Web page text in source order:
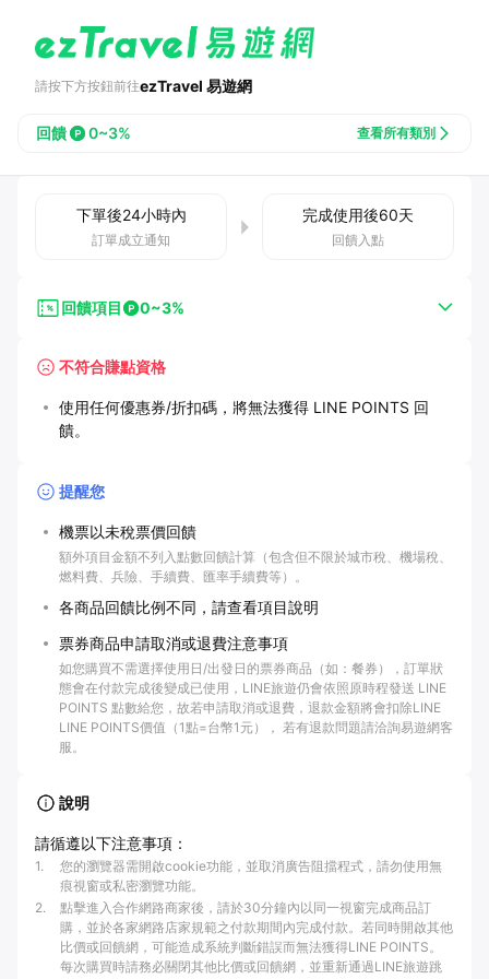
請按下方按鈕前往ezTravel 易遊網
回饋 0~3% 查看所有類別
下單後24小時內
訂單成立通知
完成使用後60天
回饋入點
回饋項目 0~3%
不符合賺點資格
使用任何優惠券/折扣碼，將無法獲得 LINE POINTS 回
饋。
提醒您
機票以未稅票價回饋
額外項目金額不列入點數回饋計算（包含但不限於城市稅、機場稅、
燃料費、兵險、手續費、匯率手續費等）。
各商品回饋比例不同，請查看項目說明
票券商品申請取消或退費注意事項
如您購買不需選擇使用日/出發日的票券商品（如：餐券），訂單狀
態會在付款完成後變成已使用，LINE旅遊仍會依照原時程發送 LINE
POINTS 點數給您，故若申請取消或退費，退款金額將會扣除LINE
LINE POINTS價值（1點=台幣1元）， 若有退款問題請洽詢易遊網客
服。
說明
請循遵以下注意事項：
1.
您的瀏覽器需開啟cookie功能，並取消廣告阻擋程式，請勿使用無
痕視窗或私密瀏覽功能。
2.
點擊進入合作網路商家後，請於30分鐘內以同一視窗完成商品訂
購，並於各家網路店家規範之付款期間內完成付款。若同時開啟其他
比價或回饋網，可能造成系統判斷錯誤而無法獲得LINE POINTS。
每次購買時請務必關閉其他比價或回饋網，並重新通過LINE旅遊跳